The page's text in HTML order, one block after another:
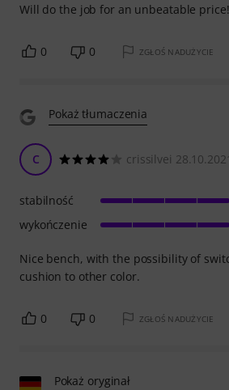
Will do the job for an unbeatable price!
0 0 ZGŁOŚ NADUŻYCIE
Pokaż tłumaczenia
C crissilvei
Nice bench, with the possibility of
cushion to other color.
stabilność
wykończenie
0 0 ZGŁOŚ NADUŻYCIE
Pokaż oryginał